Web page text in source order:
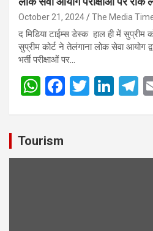
October 21, 2024 The Media
द मिडिया टाईम्स डेस्क हाल ही में सुप्रीम
सुप्रीम कोर्ट ने तेलंगाना लोक सेवा आयोग
भर्ती परीक्षाओं पर…
W
s
A
F
o
T
Li
n
T
a
Tourism